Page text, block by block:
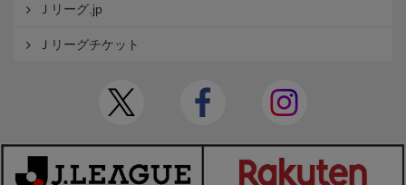
Ｊリーグ.jp
Ｊリーグチケット